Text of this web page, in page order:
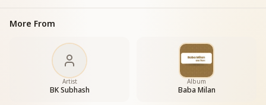
बाबा बाबा मीठे बाबा
बाबा बाबा प्यारे बाबा
बाबा बाबा प्यारे बाबा
बाबा बाबा मीठे बाबा
__"
More From
Artist
BK Subhash
Album
Baba Milan